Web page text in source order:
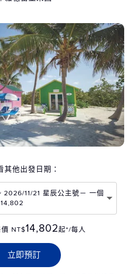
其他出發日期：
2026/11/21 星辰公主號－ 一個
NT$14,802起*/每人
立即預訂